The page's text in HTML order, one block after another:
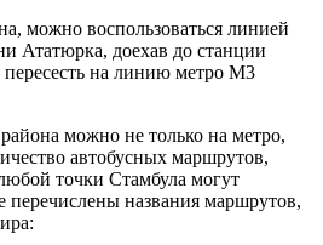
можно воспользоваться линией
Ататюрка, доехав до станции
на линию метро M3
района можно не только на метро,
автобусных маршрутов,
точки Стамбула могут
перечислены названия маршрутов,